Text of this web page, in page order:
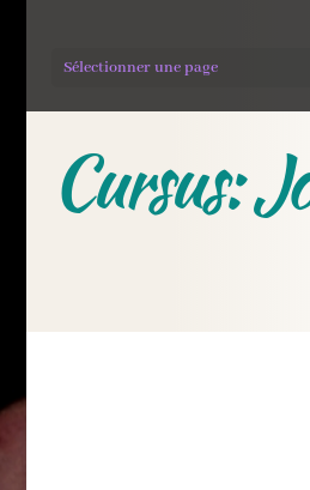
Sélectionner une page
Cursus: